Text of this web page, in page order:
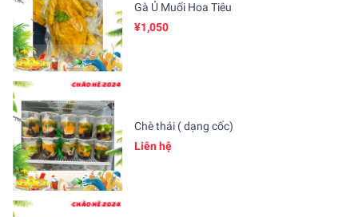
Gà Ủ Muối Hoa Tiêu
¥1,050
Chè thái ( dạng cốc)
Liên hệ